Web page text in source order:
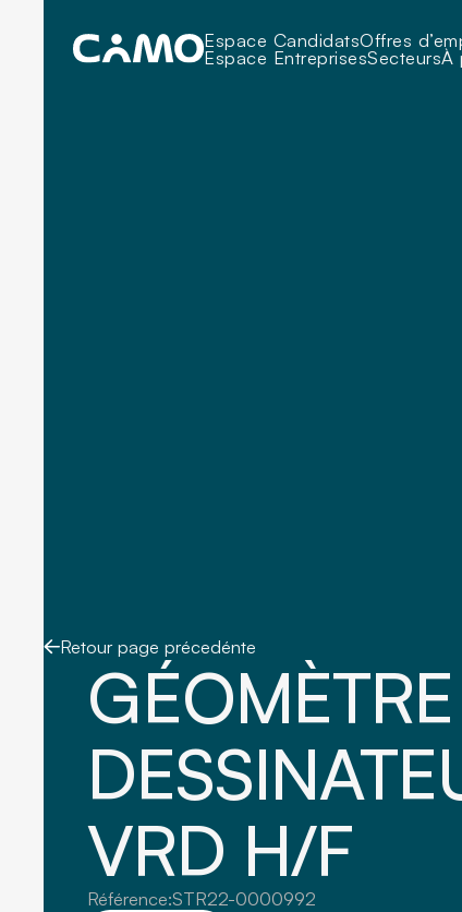
Espace CandidatsOffres
Espace EntreprisesSecteursÀ
Retour page précedénte
VRD H/F
Référence:STR22-0000992